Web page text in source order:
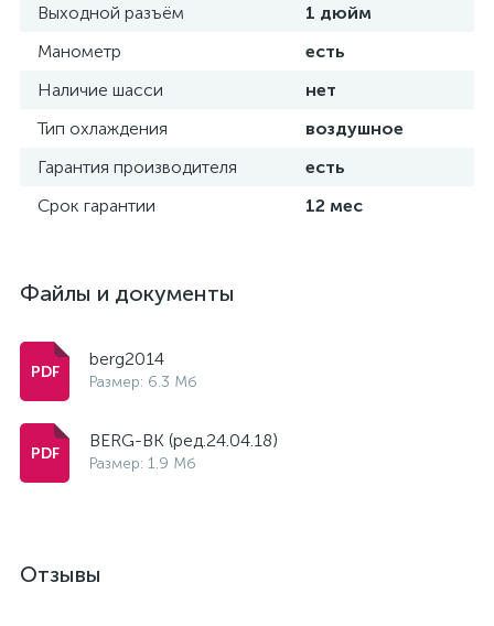
Выходной разъём
1 дюйм
Манометр
есть
Наличие шасси
нет
Тип охлаждения
воздушное
Гарантия производителя
есть
Срок гарантии
12 мес
Файлы и документы
berg2014
Размер: 6.3 Мб
BERG-ВК (ред.24.04.18)
Размер: 1.9 Мб
Отзывы